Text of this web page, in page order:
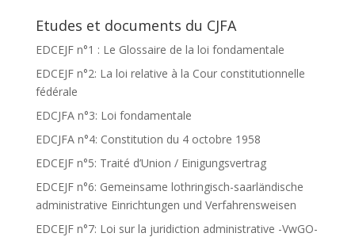
Etudes et documents du CJFA
EDCEJF n°1 : Le Glossaire de la loi fondamentale
EDCEJF n°2: La loi relative à la Cour constitutionnelle
fédérale
EDCJFA n°3: Loi fondamentale
EDCJFA n°4: Constitution du 4 octobre 1958
EDCEJF n°5: Traité d’Union / Einigungsvertrag
EDCEJF n°6: Gemeinsame lothringisch-saarländische
administrative Einrichtungen und Verfahrensweisen
EDCEJF n°7: Loi sur la juridiction administrative -VwGO-